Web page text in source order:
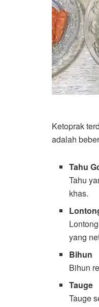
Ketoprak
adalah
Tahu
Tahu
khas.
yang
Bihun
Bihun
Tauge
Tauge